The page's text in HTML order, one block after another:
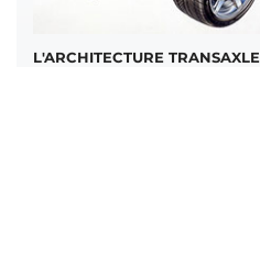
L'ARCHITECTURE TRANSAXLE